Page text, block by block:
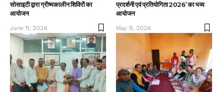
सोसाइटी द्वारा ग्रीष्मकालीन शिविरों का
आयोजन
June 11, 2026
प्रदर्शनी एवं प्रतियोगिता 2026’ का भव्य
आयोजन
May 9, 2026